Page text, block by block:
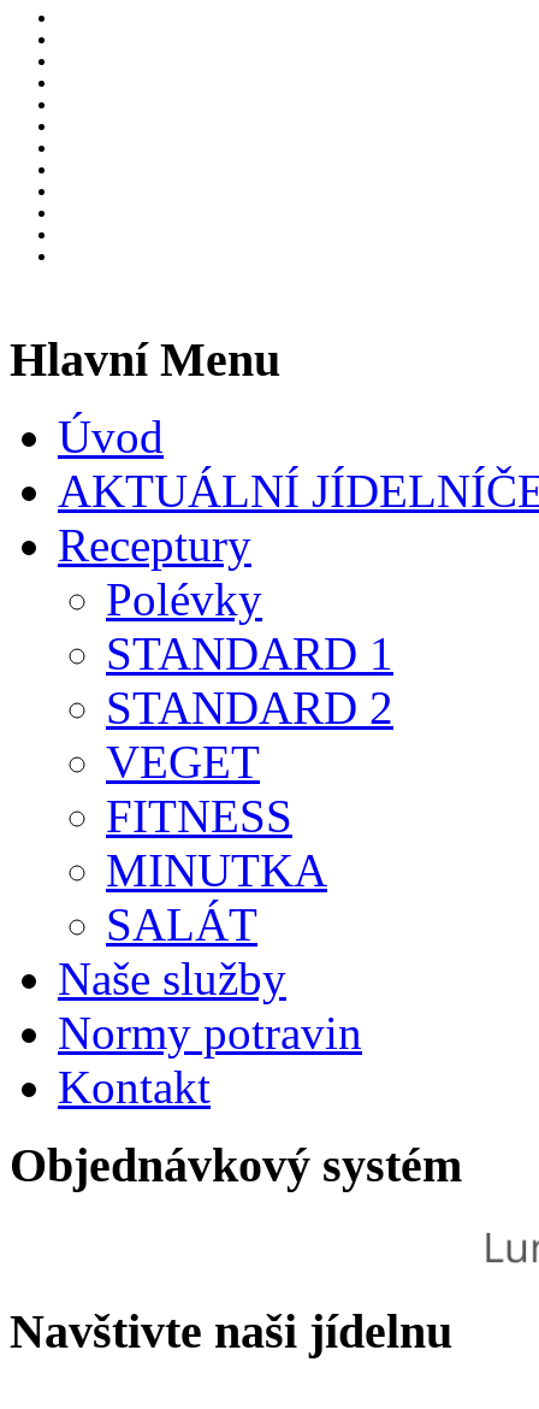
Hlavní Menu
Úvod
AKTUÁLNÍ
Receptury
Polévky
STANDARD 1
STANDARD 2
VEGET
FITNESS
MINUTKA
SALÁT
Naše služby
Normy potravin
Kontakt
Objednávkový systém
Navštivte naši jídelnu